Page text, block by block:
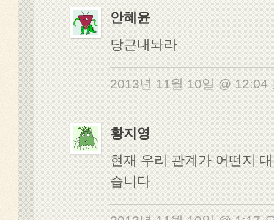
안혜윤
당근내놔라
2013년 11월 10일 @ 12:04
황지영
현재 우리 관계가 어떤지
습니다